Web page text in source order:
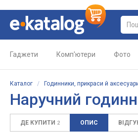
Гаджети Комп'ютери Фото
Каталог / Годинники, прикраси й
Наручний
ДЕ КУПИТИ 2 ОПИС